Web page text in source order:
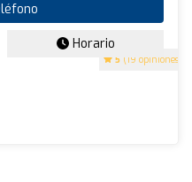
5 (19 opiniones)
Horario